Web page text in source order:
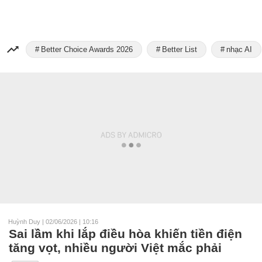
Better Choice Awards 2026 Better List nhạc AI
Huỳnh Duy | 02/06/2026 | 10:16
Sai lầm khi lắp điều hòa khiến tiền điện
tăng vọt, nhiều người Việt mắc phải